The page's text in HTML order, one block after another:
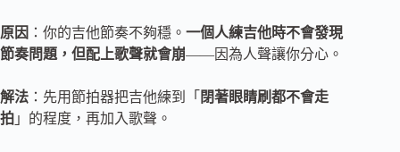
原因 ：你的吉他節奏不夠穩。 一個人練吉他時不會發現
節奏問題，但配上歌聲就會崩——因為人聲讓你分心。
解法 ：先用節拍器把吉他練到「 閉著眼睛刷都不會走
拍 」的程度，再加入歌聲。